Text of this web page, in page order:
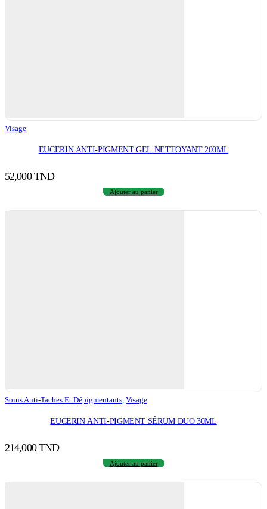
Visage
EUCERIN ANTI-PIGMENT GEL NETTOYANT 200ML
52,000TND
Ajouter au panier
Soins Anti-Taches Et Dépigmentants Visage
EUCERIN ANTI-PIGMENT SÉRUM DUO 30ML
214,000TND
Ajouter au panier